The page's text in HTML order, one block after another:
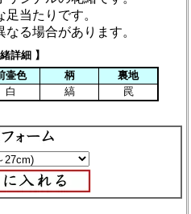
当たりです。
る場合があります。
詳細 】
壷色 柄
裏地
白 縞 罠